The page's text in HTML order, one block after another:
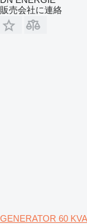
販売会社に連絡
GENERATOR 60